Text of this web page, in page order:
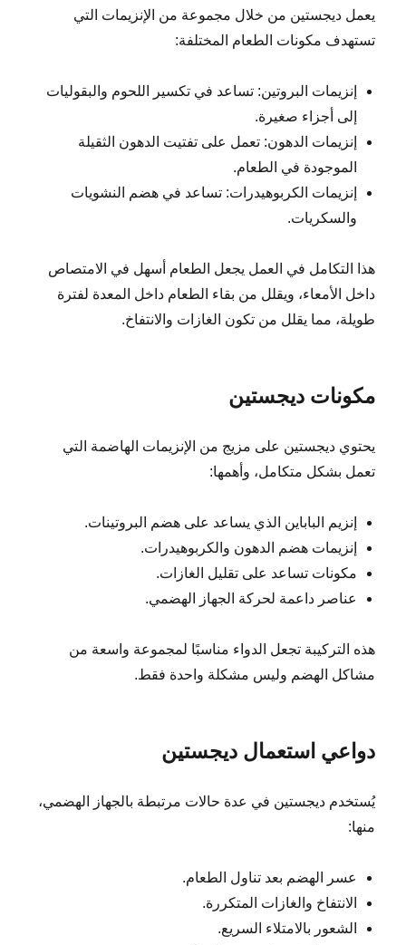
يعمل ديجستين من خلال مجموعة من الإنزيمات التي
تستهدف مكونات الطعام المختلفة:
إنزيمات البروتين: تساعد في تكسير اللحوم والبقوليات
إلى أجزاء صغيرة.
إنزيمات الدهون: تعمل على تفتيت الدهون الثقيلة
الموجودة في الطعام.
إنزيمات الكربوهيدرات: تساعد في هضم النشويات
والسكريات.
هذا التكامل في العمل يجعل الطعام أسهل في الامتصاص
داخل الأمعاء، ويقلل من بقاء الطعام داخل المعدة لفترة
طويلة، مما يقلل من تكون الغازات والانتفاخ.
مكونات ديجستين
يحتوي ديجستين على مزيج من الإنزيمات الهاضمة التي
تعمل بشكل متكامل، وأهمها:
إنزيم الباباين الذي يساعد على هضم البروتينات.
إنزيمات هضم الدهون والكربوهيدرات.
مكونات تساعد على تقليل الغازات.
عناصر داعمة لحركة الجهاز الهضمي.
هذه التركيبة تجعل الدواء مناسبًا لمجموعة واسعة من
مشاكل الهضم وليس مشكلة واحدة فقط.
دواعي استعمال ديجستين
يُستخدم ديجستين في عدة حالات مرتبطة بالجهاز الهضمي،
منها:
عسر الهضم بعد تناول الطعام.
الانتفاخ والغازات المتكررة.
الشعور بالامتلاء السريع.